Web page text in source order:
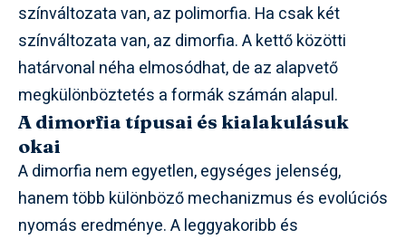
színváltozata van, az polimorfia. Ha csak két
színváltozata van, az dimorfia. A kettő közötti
határvonal néha elmosódhat, de az alapvető
megkülönböztetés a formák számán alapul.
A dimorfia típusai és kialakulásuk
okai
A dimorfia nem egyetlen, egységes jelenség,
hanem több különböző mechanizmus és evolúciós
nyomás eredménye. A leggyakoribb és